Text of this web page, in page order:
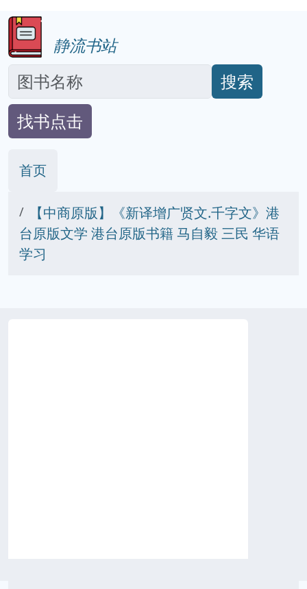
静流书站
搜索
找书点击
首页
【中商原版】《新译增广贤文.千字文》港
台原版文学 港台原版书籍 马自毅 三民 华语
学习